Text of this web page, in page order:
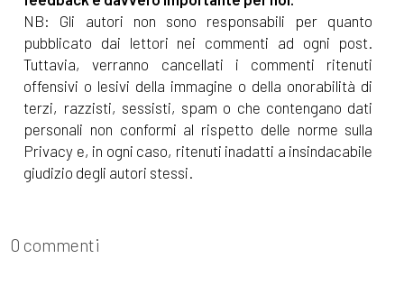
NB: Gli autori non sono responsabili per quanto
pubblicato dai lettori nei commenti ad ogni post.
Tuttavia, verranno cancellati i commenti ritenuti
offensivi o lesivi della immagine o della onorabilità di
terzi, razzisti, sessisti, spam o che contengano dati
personali non conformi al rispetto delle norme sulla
Privacy e, in ogni caso, ritenuti inadatti a insindacabile
giudizio degli autori stessi.
0 commenti